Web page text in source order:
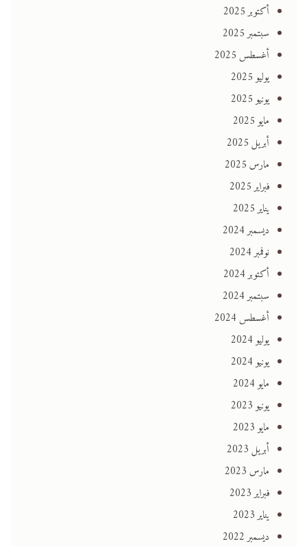
أكتوبر 2025
سبتمبر 2025
أغسطس 2025
يوليو 2025
يونيو 2025
مايو 2025
أبريل 2025
مارس 2025
فبراير 2025
يناير 2025
ديسمبر 2024
نوفمبر 2024
أكتوبر 2024
سبتمبر 2024
أغسطس 2024
يوليو 2024
يونيو 2024
مايو 2024
يونيو 2023
مايو 2023
أبريل 2023
مارس 2023
فبراير 2023
يناير 2023
ديسمبر 2022